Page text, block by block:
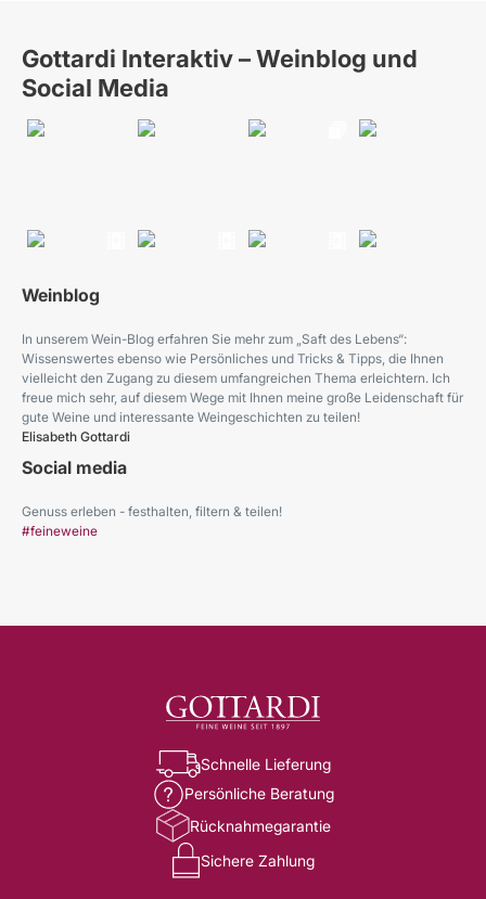
Gottardi Interaktiv – Weinblog und
Social Media
Weinblog
In unserem Wein-Blog erfahren Sie mehr zum „Saft des Lebens“:
Wissenswertes ebenso wie Persönliches und Tricks & Tipps, die Ihnen
vielleicht den Zugang zu diesem umfangreichen Thema erleichtern. Ich
freue mich sehr, auf diesem Wege mit Ihnen meine große Leidenschaft für
gute Weine und interessante Weingeschichten zu teilen!
Elisabeth Gottardi
Social media
Genuss erleben - festhalten, filtern & teilen!
#feineweine
Schnelle Lieferung
Persönliche Beratung
Rücknahmegarantie
Sichere Zahlung